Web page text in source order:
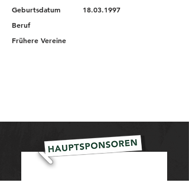
Geburtsdatum
Beruf
Frühere Vereine
18.03.1997